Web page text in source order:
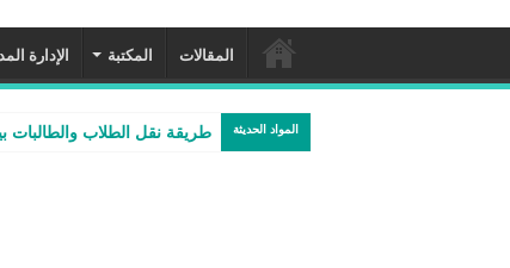
المقالات المكتبة الإدارة
المواد الحديثة طريقة نقل الطلاب